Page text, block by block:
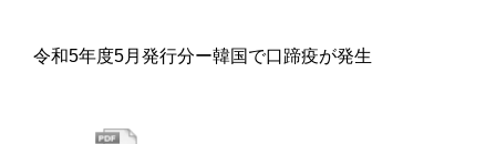
令和5年度5月発行分ー韓国で口蹄疫が発生